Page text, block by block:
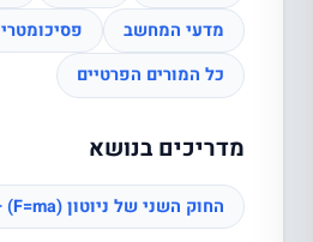
מדעי המחשב
פסיכומטרי
כל המורים הפרטיים
מדריכים בנושא
החוק השני של ניוטון (F=ma) — מדריך כוחות